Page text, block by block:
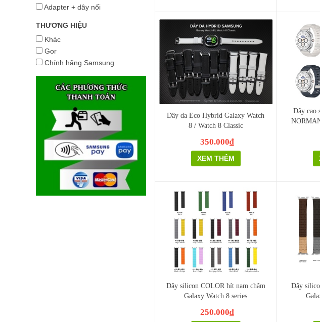
Adapter + dây nối
THƯƠNG HIỆU
Khác
Gor
Chính hãng Samsung
Dây da Eco Hybrid Galaxy Watch
8 / Watch 8 Classic
350.000₫
XEM THÊM
Dây cao
Dây silicon COLOR hít nam châm
Galaxy Watch 8 series
250.000₫
Dây